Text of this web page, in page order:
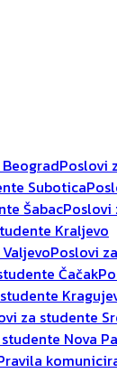
Poslovi
Subotica
ŠabacPoslovi
Kraljevo
Poslovi
Čačak
za studente
Nova